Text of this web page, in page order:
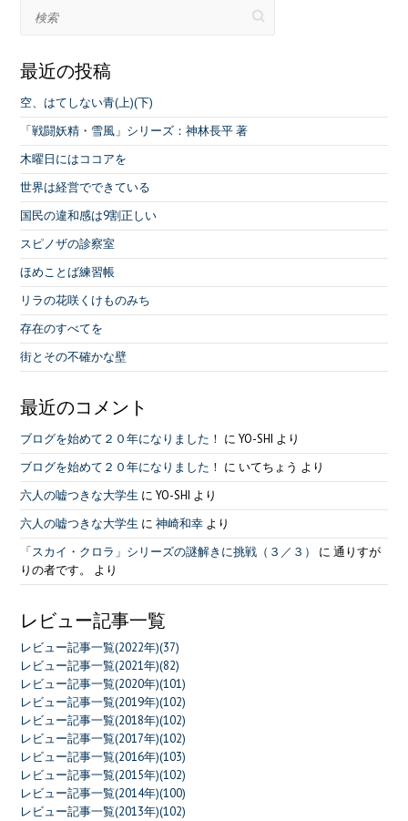
o
k
最近の投稿
空、はてしない青(上)(下)
「戦闘妖精・雪風」シリーズ：神林長平 著
木曜日にはココアを
世界は経営でできている
国民の違和感は9割正しい
スピノザの診察室
ほめことば練習帳
リラの花咲くけものみち
存在のすべてを
街とその不確かな壁
最近のコメント
ブログを始めて２０年になりました！ にYO-SHI より
ブログを始めて２０年になりました！ に いてちょう より
六人の嘘つきな大学生 にYO-SHI より
六人の嘘つきな大学生 に神崎和幸 より
「スカイ・クロラ」シリーズの謎解きに挑戦（３／３）
に通りすが
りの者です。
より
レビュー記事一覧
レビュー記事一覧(2022年)(37)
レビュー記事一覧(2021年)(82)
レビュー記事一覧(2020年)(101)
レビュー記事一覧(2019年)(102)
レビュー記事一覧(2018年)(102)
レビュー記事一覧(2017年)(102)
レビュー記事一覧(2016年)(103)
レビュー記事一覧(2015年)(102)
レビュー記事一覧(2014年)(100)
レビュー記事一覧(2013年)(102)